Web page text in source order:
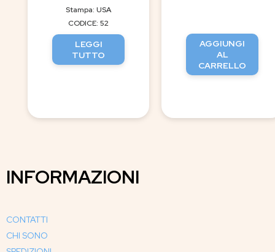
Stampa: USA
CODICE: 52
LEGGI
TUTTO
AGGIUNGI
AL
CARRELLO
INFORMAZIONI
CONTATTI
CHI SONO